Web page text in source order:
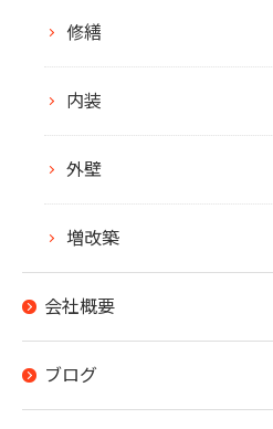
修繕
内装
外壁
増改築
会社概要
ブログ